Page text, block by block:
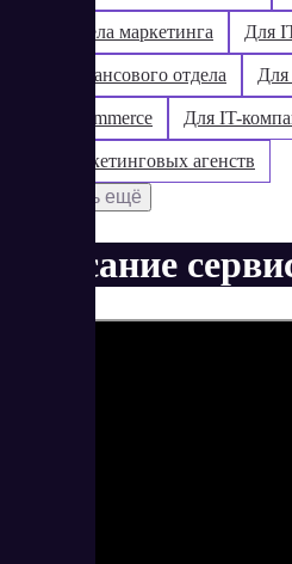
Для отдела маркетинга Для
Для финансового отдела Для
Для e-commerce Для IT-
Для маркетинговых агенств
Показать ещё
Описание